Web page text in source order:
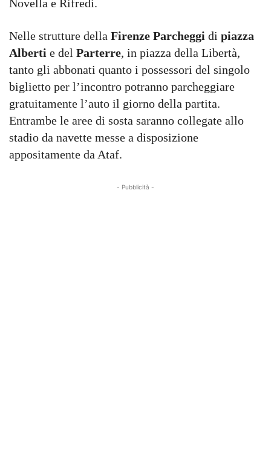
Novella e Rifredi.
Nelle strutture della Firenze Parcheggi di piazza
Alberti e del Parterre, in piazza della Libertà,
tanto gli abbonati quanto i possessori del singolo
biglietto per l’incontro potranno parcheggiare
gratuitamente l’auto il giorno della partita.
Entrambe le aree di sosta saranno collegate allo
stadio da navette messe a disposizione
appositamente da Ataf.
- Pubblicità -